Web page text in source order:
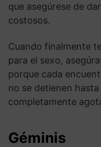
que asegúrese de
costosos.
Cuando finalmente
para el sexo,
porque cada
no se detienen
completamente
Géminis